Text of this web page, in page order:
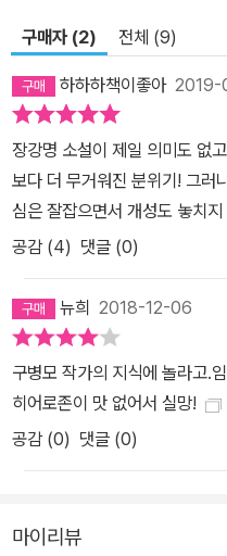
구매자 (2) 전체 (9)
하하하책이좋아2019-
장강명 소설이 제일 의미도 없
보다 더 무거워진 분위기! 그러
심은 잘잡으면서 개성도 놓치
공감 (4) 댓글 (0)
뉴희 2018-12-06
구병모 작가의 지식에 놀라고.
히어로존이 맛 없어서 실망!
공감 (0) 댓글 (0)
마이리뷰